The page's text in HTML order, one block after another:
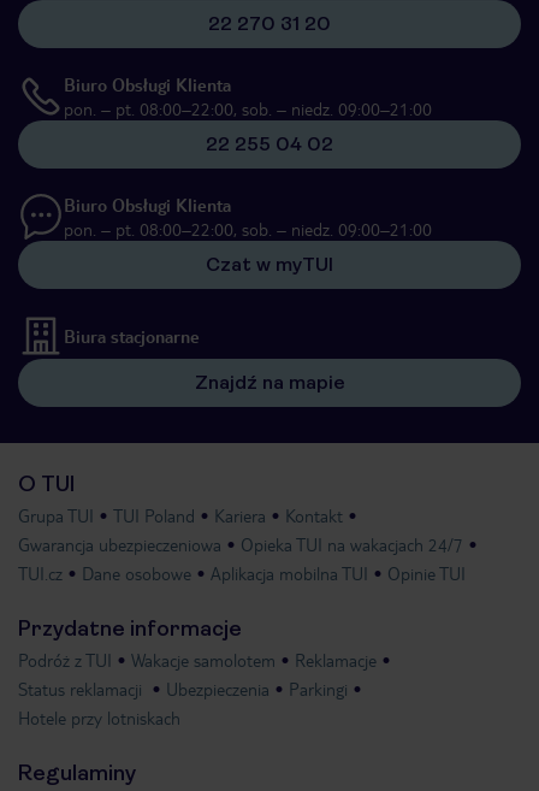
22 270 31 20
Biuro Obsługi Klienta
pon. – pt. 08:00–22:00, sob. – niedz. 09:00–21:00
22 255 04 02
Biuro Obsługi Klienta
pon. – pt. 08:00–22:00, sob. – niedz. 09:00–21:00
Czat w myTUI
Biura stacjonarne
Znajdź na mapie
O TUI
Grupa TUI TUI Poland Kariera
Kontakt
Gwarancja ubezpieczeniowa
Opieka TUI na wakacjach 24/7
TUI.cz
Dane osobowe Aplikacja mobilna TUI Opinie TUI
Przydatne informacje
Podróż z TUI Wakacje samolotem
Reklamacje
Status reklamacji
Ubezpieczenia
Parkingi
Hotele przy lotniskach
Regulaminy